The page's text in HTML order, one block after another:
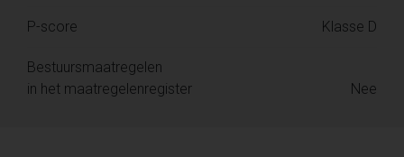
P-score Klasse D
Bestuursmaatregelen
in het maatregelenregister
Nee